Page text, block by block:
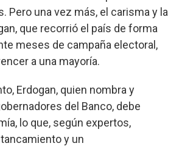
Pero una vez más, el carisma y la
que recorrió el país de forma
meses de campaña electoral,
a una mayoría.
Erdogan, quien nombra y
del Banco, debe
lo que, según expertos,
y un